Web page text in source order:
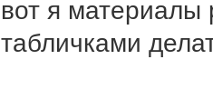
вот я материалы
табличками